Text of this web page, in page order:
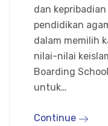
dan
pendidikan
dalam memilih
nilai-nilai
Boarding
untuk…
Continue